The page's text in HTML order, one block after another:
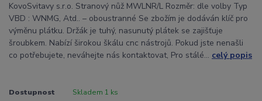
KovoSvitavy s.r.o. Stranový nůž MWLNR/L Rozměr: dle volby Typ
VBD : WNMG, Atd.. – oboustranné Se zbožím je dodáván klíč pro
výměnu plátku. Držák je tuhý, nasunutý plátek se zajišťuje
šroubkem. Nabízí širokou škálu cnc nástrojů. Pokud jste nenašli
co potřebujete, neváhejte nás kontaktovat, Pro stálé... celý popis
Dostupnost Skladem 1 ks